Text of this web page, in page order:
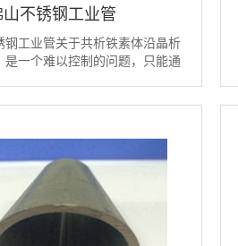
不锈钢工业管
钢工业管关于共析铁素体沿晶析
是一个难以控制的问题，只能通